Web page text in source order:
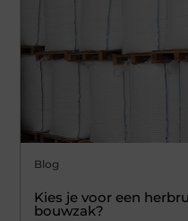
Blog
Kies je voor een
bouwzak?